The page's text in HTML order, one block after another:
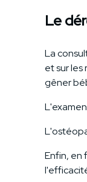
Le
La
et sur
gêner
Enfin, en